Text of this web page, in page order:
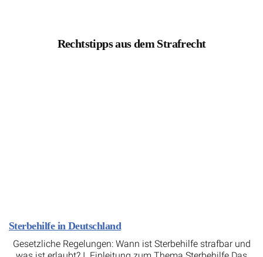
Rechtstipps aus dem Strafrecht
Sterbehilfe in Deutschland
Gesetzliche Regelungen: Wann ist Sterbehilfe strafbar und